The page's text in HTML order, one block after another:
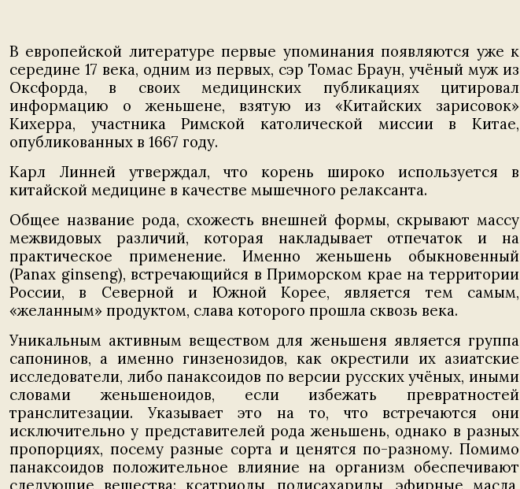
В европейской литературе первые упоминания появляются уже к
середине 17 века, одним из первых, сэр Томас Браун, учёный муж из
Оксфорда, в своих медицинских публикациях цитировал
информацию о женьшене, взятую из «Китайских зарисовок»
Кихерра, участника Римской католической миссии в Китае,
опубликованных в 1667 году.
Карл Линней утверждал, что корень широко используется в
китайской медицине в качестве мышечного релаксанта.
Общее название рода, схожесть внешней формы, скрывают массу
межвидовых различий, которая накладывает отпечаток и на
практическое применение. Именно женьшень обыкновенный
(Panax ginseng), встречающийся в Приморском крае на территории
России, в Северной и Южной Корее, является тем самым,
«желанным» продуктом, слава которого прошла сквозь века.
Уникальным активным веществом для женьшеня является группа
сапонинов, а именно гинзенозидов, как окрестили их азиатские
исследователи, либо панаксоидов по версии русских учёных, иными
словами женьшеноидов, если избежать превратностей
транслитезации. Указывает это на то, что встречаются они
исключительно у представителей рода женьшень, однако в разных
пропорциях, посему разные сорта и ценятся по-разному. Помимо
панаксоидов положительное влияние на организм обеспечивают
следующие вещества: ксатриолы, полисахариды, эфирные масла,